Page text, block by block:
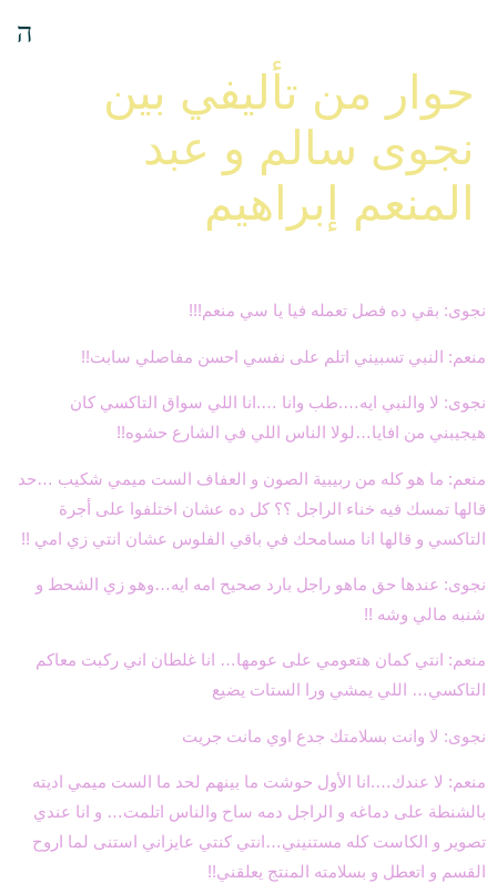
حوار من تأليفي بين
نجوى سالم و عبد
المنعم إبراهيم
نجوى: بقي ده فصل تعمله فيا يا سي منعم!!!
منعم: النبي تسبيني اتلم على نفسي احسن مفاصلي سابت!!
نجوى: لا والنبي ايه….طب وانا ….انا اللي سواق التاكسي كان
هيجيبني من افايا…لولا الناس اللي في الشارع حشوه!!
منعم: ما هو كله من ربيبية الصون و العفاف الست ميمي شكيب …حد
قالها تمسك فيه خناء الراجل ؟؟ كل ده عشان اختلفوا على أجرة
التاكسي و قالها انا مسامحك في باقي الفلوس عشان انتي زي امي !!
نجوى: عندها حق ماهو راجل بارد صحيح امه ايه…وهو زي الشحط و
شنبه مالي وشه !!
منعم: انتي كمان هتعومي على عومها… انا غلطان اني ركبت معاكم
التاكسي… اللي يمشي ورا الستات يضيع
نجوى: لا وانت بسلامتك جدع اوي مانت جريت
منعم: لا عندك….انا الأول حوشت ما بينهم لحد ما الست ميمي اديته
بالشنطة على دماغه و الراجل دمه ساح والناس اتلمت… و انا عندي
تصوير و الكاست كله مستنيني…انتي كنتي عايزاني استنى لما اروح
القسم و اتعطل و بسلامته المنتج يعلقني!!